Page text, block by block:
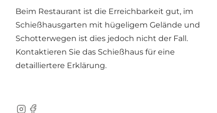
Beim Restaurant ist die Erreichbarkeit gut, im
Schießhausgarten mit hügeligem Gelände und
Schotterwegen ist dies jedoch nicht der Fall.
Kontaktieren Sie das Schießhaus für eine
detailliertere Erklärung.